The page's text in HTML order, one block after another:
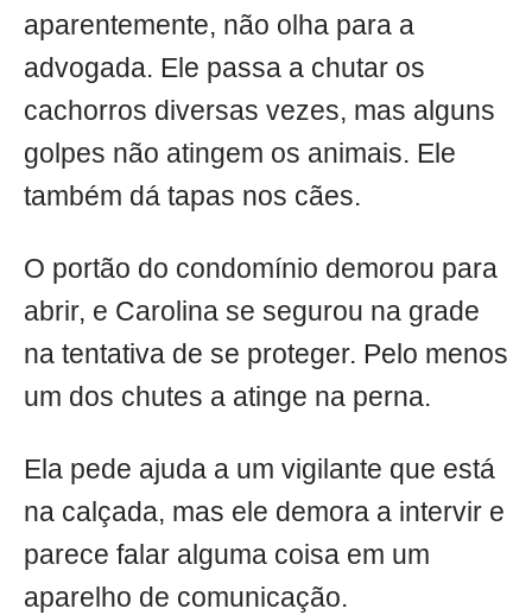
aparentemente, não olha para a
advogada. Ele passa a chutar os
cachorros diversas vezes, mas alguns
golpes não atingem os animais. Ele
também dá tapas nos cães.
O portão do condomínio demorou para
abrir, e Carolina se segurou na grade
na tentativa de se proteger. Pelo menos
um dos chutes a atinge na perna.
Ela pede ajuda a um vigilante que está
na calçada, mas ele demora a intervir e
parece falar alguma coisa em um
aparelho de comunicação.